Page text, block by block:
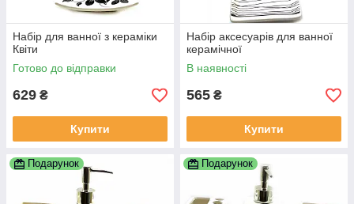
Набір для ванної з кераміки
Квіти
Готово до відправки
629 ₴
Купити
Набір аксесуарів для ванної
керамічної
В наявності
565 ₴
Купити
Подарунок Подарунок